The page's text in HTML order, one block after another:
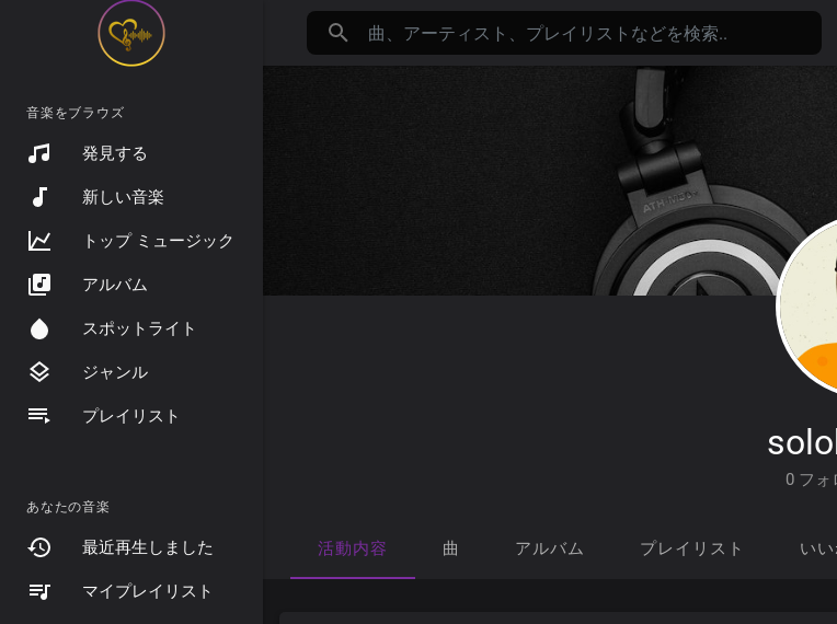
音楽をブラウズ
発見する
新しい音楽
トップ ミュージック
アルバム
スポットライト
ジャンル
プレイリスト
あなたの音楽
最近再生しました
マイプレイリスト
0 フォ
活動内容 曲 アルバム プレイリスト い